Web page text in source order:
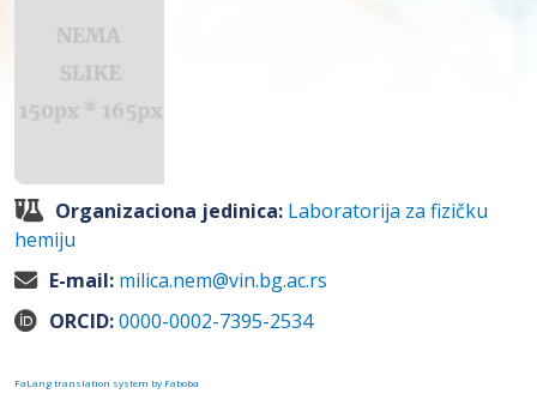
Organizaciona jedinica: Laboratorija za fizičku
hemiju
E-mail: milica.nem@vin.bg.ac.rs
ORCID:0000-0002-7395-2534
FaLang translation system by Faboba